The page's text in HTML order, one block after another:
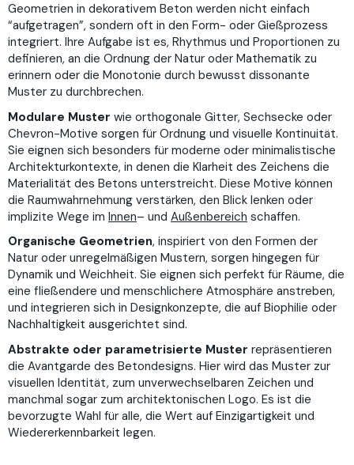
Geometrien in dekorativem Beton werden nicht einfach
“aufgetragen”, sondern oft in den Form- oder Gießprozess
integriert. Ihre Aufgabe ist es, Rhythmus und Proportionen zu
definieren, an die Ordnung der Natur oder Mathematik zu
erinnern oder die Monotonie durch bewusst dissonante
Muster zu durchbrechen.
Modulare Muster wie orthogonale Gitter, Sechsecke oder
Chevron-Motive sorgen für Ordnung und visuelle Kontinuität.
Sie eignen sich besonders für moderne oder minimalistische
Architekturkontexte, in denen die Klarheit des Zeichens die
Materialität des Betons unterstreicht. Diese Motive können
die Raumwahrnehmung verstärken, den Blick lenken oder
implizite Wege im Innen– und Außenbereich schaffen.
Organische Geometrien, inspiriert von den Formen der
Natur oder unregelmäßigen Mustern, sorgen hingegen für
Dynamik und Weichheit. Sie eignen sich perfekt für Räume, die
eine fließendere und menschlichere Atmosphäre anstreben,
und integrieren sich in Designkonzepte, die auf Biophilie oder
Nachhaltigkeit ausgerichtet sind.
Abstrakte oder parametrisierte Muster repräsentieren
die Avantgarde des Betondesigns. Hier wird das Muster zur
visuellen Identität, zum unverwechselbaren Zeichen und
manchmal sogar zum architektonischen Logo. Es ist die
bevorzugte Wahl für alle, die Wert auf Einzigartigkeit und
Wiedererkennbarkeit legen.